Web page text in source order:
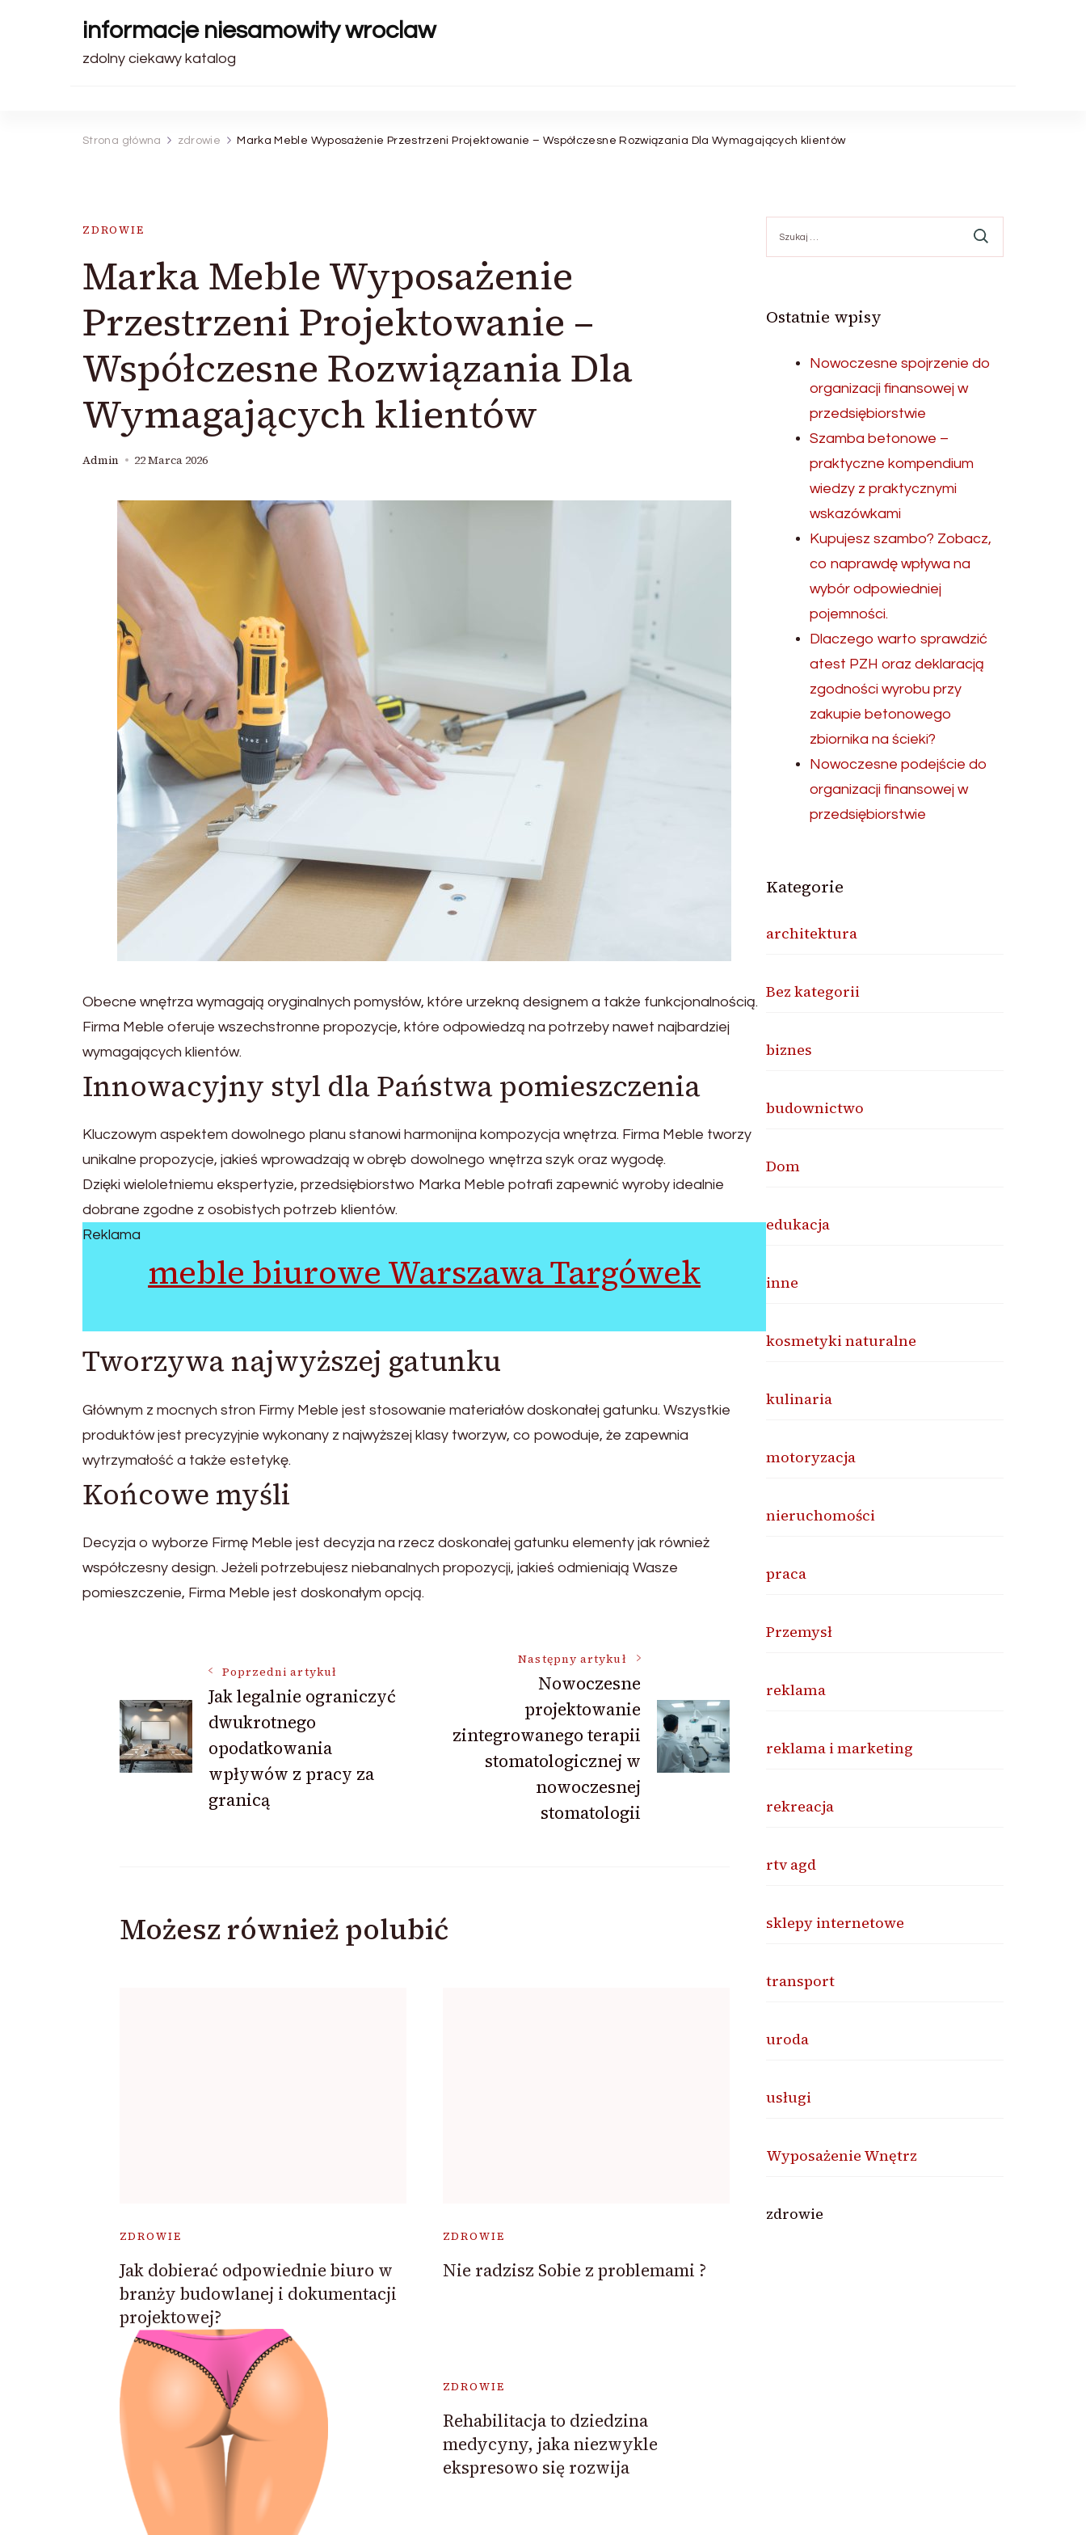
informacje niesamowity wroclaw
zdolny ciekawy katalog
Strona główna zdrowie Marka Meble Wyposażenie Przestrzeni Projektowanie – Współczesne Rozwiązania Dla Wymagających klientów
ZDROWIE
Marka Meble Wyposażenie
Przestrzeni Projektowanie –
Współczesne Rozwiązania Dla
Wymagających klientów
Admin 22 Marca 2026
Obecne wnętrza wymagają oryginalnych pomysłów, które urzekną designem a także funkcjonalnością.
Firma Meble oferuje wszechstronne propozycje, które odpowiedzą na potrzeby nawet najbardziej
wymagających klientów.
Innowacyjny styl dla Państwa pomieszczenia
Kluczowym aspektem dowolnego planu stanowi harmonijna kompozycja wnętrza. Firma Meble tworzy
unikalne propozycje, jakieś wprowadzają w obręb dowolnego wnętrza szyk oraz wygodę.
Dzięki wieloletniemu ekspertyzie, przedsiębiorstwo Marka Meble potrafi zapewnić wyroby idealnie
dobrane zgodne z osobistych potrzeb klientów.
Reklama
meble biurowe Warszawa Targówek
Tworzywa najwyższej gatunku
Głównym z mocnych stron Firmy Meble jest stosowanie materiałów doskonałej gatunku. Wszystkie
produktów jest precyzyjnie wykonany z najwyższej klasy tworzyw, co powoduje, że zapewnia
wytrzymałość a także estetykę.
Końcowe myśli
Decyzja o wyborze Firmę Meble jest decyzja na rzecz doskonałej gatunku elementy jak również
współczesny design. Jeżeli potrzebujesz niebanalnych propozycji, jakieś odmieniają Wasze
pomieszczenie, Firma Meble jest doskonałym opcją.
Nawigacja
wpisu
Poprzedni artykuł
Jak legalnie ograniczyć
dwukrotnego
opodatkowania
wpływów z pracy za
granicą
Następny artykuł
Nowoczesne
projektowanie
zintegrowanego terapii
stomatologicznej w
nowoczesnej
stomatologii
Możesz również polubić
ZDROWIE
Jak dobierać odpowiednie biuro w
branży budowlanej i dokumentacji
projektowej?
ZDROWIE
Nie radzisz Sobie z problemami ?
ZDROWIE
Rehabilitacja to dziedzina
medycyny, jaka niezwykle
ekspresowo się rozwija
Ostatnie wpisy
Nowoczesne spojrzenie do
organizacji finansowej w
przedsiębiorstwie
Szamba betonowe –
praktyczne kompendium
wiedzy z praktycznymi
wskazówkami
Kupujesz szambo? Zobacz,
co naprawdę wpływa na
wybór odpowiedniej
pojemności.
Dlaczego warto sprawdzić
atest PZH oraz deklaracją
zgodności wyrobu przy
zakupie betonowego
zbiornika na ścieki?
Nowoczesne podejście do
organizacji finansowej w
przedsiębiorstwie
Kategorie
architektura
Bez kategorii
biznes
budownictwo
Dom
edukacja
inne
kosmetyki naturalne
kulinaria
motoryzacja
nieruchomości
praca
Przemysł
reklama
reklama i marketing
rekreacja
rtv agd
sklepy internetowe
transport
uroda
usługi
Wyposażenie Wnętrz
zdrowie